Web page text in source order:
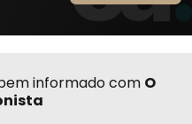
informado com O